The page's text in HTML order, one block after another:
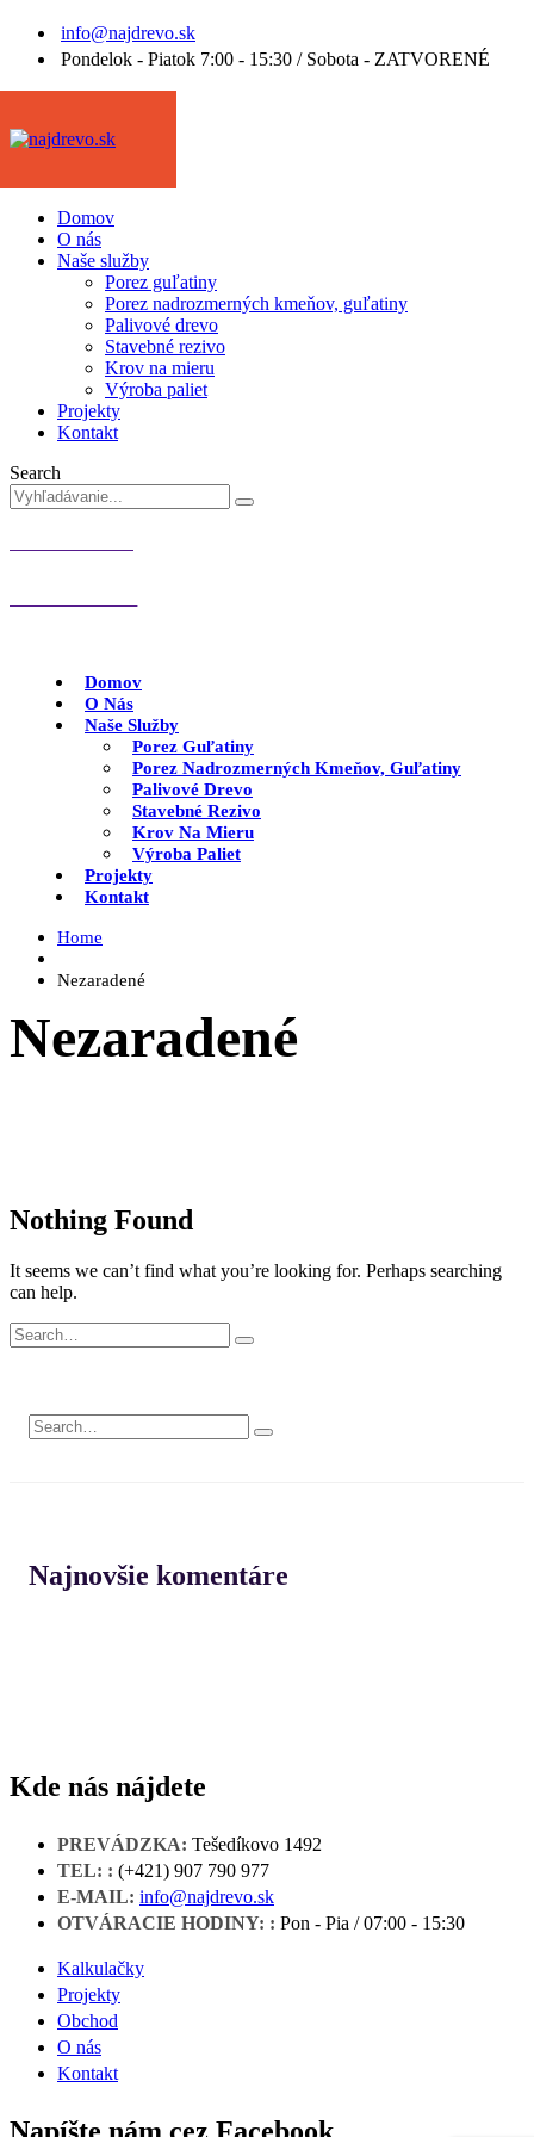
info@najdrevo.sk
Pondelok - Piatok 7:00 - 15:30 / Sobota - ZATVORENÉ
Domov
O nás
Naše služby
Porez guľatiny
Porez nadrozmerných kmeňov, guľatiny
Palivové drevo
Stavebné rezivo
Krov na mieru
Výroba paliet
Projekty
Kontakt
Search
Domov
O Nás
Naše Služby
Porez Guľatiny
Porez Nadrozmerných Kmeňov, Guľatiny
Palivové Drevo
Stavebné Rezivo
Krov Na Mieru
Výroba Paliet
Projekty
Kontakt
Home
Nezaradené
Nezaradené
Nothing Found
It seems we can’t find what you’re looking for. Perhaps searching
can help.
Najnovšie komentáre
Kde nás nájdete
PREVÁDZKA: Tešedíkovo 1492
TEL: : (+421) 907 790 977
E-MAIL: info@najdrevo.sk
OTVÁRACIE HODINY: : Pon - Pia / 07:00 - 15:30
Kalkulačky
Projekty
Obchod
O nás
Kontakt